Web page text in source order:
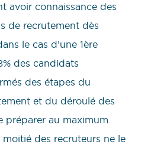
avoir connaissance des
de recrutement dès
le cas d’une 1ère
des candidats
des étapes du
et du déroulé des
préparer au maximum.
des recruteurs ne le